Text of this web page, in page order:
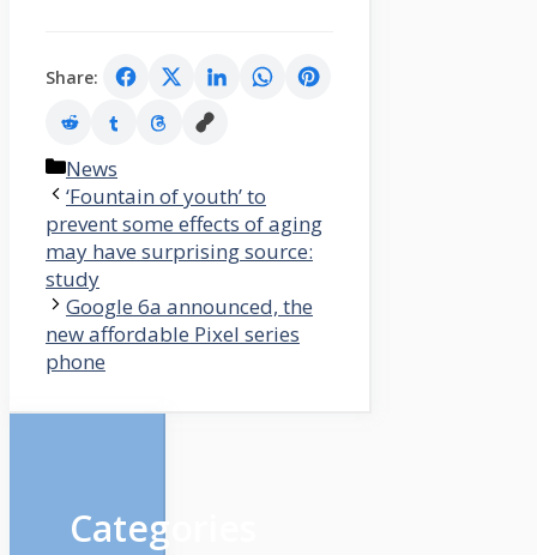
Share:
Categories
News
‘Fountain of youth’ to
prevent some effects of aging
may have surprising source:
study
Google 6a announced, the
new affordable Pixel series
phone
Categories